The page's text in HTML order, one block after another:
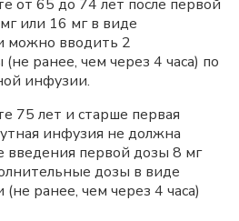
от 65 до 74 лет после первой
или 16 мг в виде
можно вводить 2
ранее, чем через 4 часа) по
инфузии.
75 лет и старше первая
инфузия не должна
введения первой дозы 8 мг
дозы в виде
ранее, чем через 4 часа)